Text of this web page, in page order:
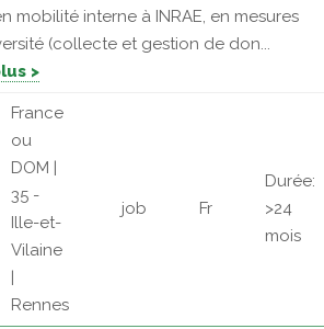
mobilité interne à INRAE, en mesures
(collecte et gestion de don...
>
France
ou
DOM |
35 -
Ille-et-
Vilaine
|
Rennes
job Fr
Durée:
>24
mois